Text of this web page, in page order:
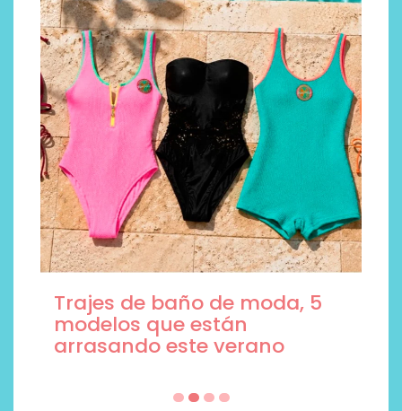
Trajes de baño de moda, 5
modelos que están
arrasando este verano